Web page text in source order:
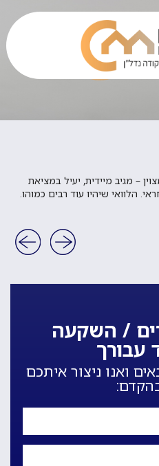
– מגיב מיידית, יעיל במציאת
הלוואי שיהיו עוד רבים כמוהו.
/ השקעה
עבורך
ואנו ניצור איתכם